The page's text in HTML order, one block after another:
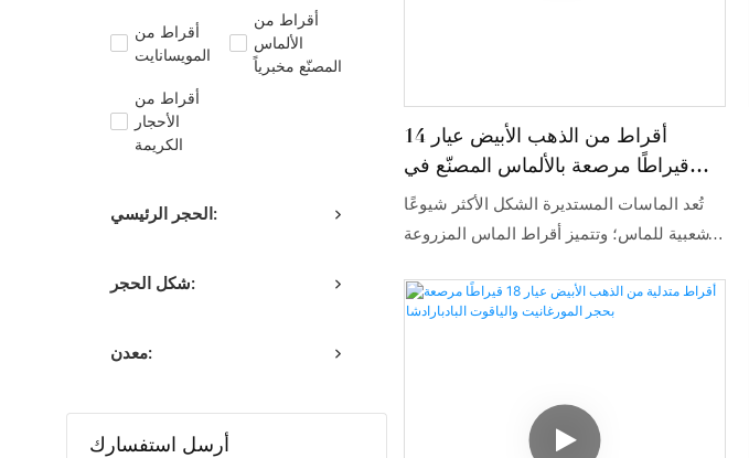
أقراط من
المويسانايت
أقراط من
الألماس
المصنّع مخبرياً
أقراط من
الأحجار
الكريمة
الحجر الرئيسي:
شكل الحجر:
معدن:
أرسل استفسارك
أقراط من الذهب الأبيض عيار 14
قيراطًا مرصعة بالألماس المصنّع في
المختبر من تيانيو جيمز بثلاثة مخالب
تُعد الماسات المستديرة الشكل الأكثر شيوعًا
وشعبية للماس؛ وتتميز أقراط الماس المزروعة
الساحرة، مع مفهوم تصميم بسيط يبرز الجمال
الطبيعي لكل ماسة.